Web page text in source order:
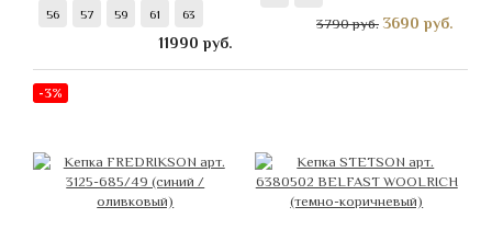
56 57 59 61 63
11990 руб.
3790 руб. 3690 руб.
-3%